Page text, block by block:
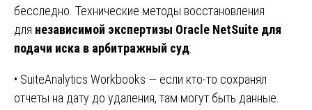
бесследно. Технические методы восстановления
для независимой экспертизы Oracle NetSuite для
подачи иска в арбитражный суд:
• SuiteAnalytics Workbooks — если кто-то сохранял
отчеты на дату до удаления, там могут быть данные.